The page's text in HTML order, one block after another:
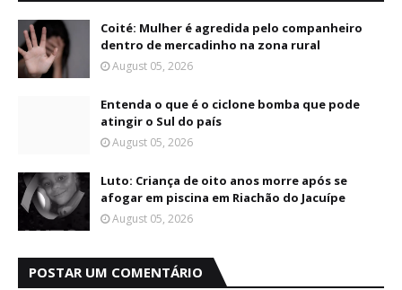
Coité: Mulher é agredida pelo companheiro
dentro de mercadinho na zona rural
August 05, 2026
Entenda o que é o ciclone bomba que pode
atingir o Sul do país
August 05, 2026
Luto: Criança de oito anos morre após se
afogar em piscina em Riachão do Jacuípe
August 05, 2026
POSTAR UM COMENTÁRIO